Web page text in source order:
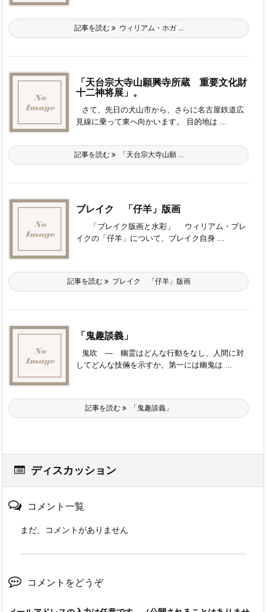
記事を読む ウィリアム・ホガ ...
「天台宗大寺山願興寺所蔵 重要文化財
十二神将展」。
さて、先日の犬山市から、さらに名古屋鉄道広
見線に乗って東へ向かいます。 目的地は ...
記事を読む 「天台宗大寺山願 ...
ブレイク 「仔羊」版画
「ブレイク版画と水彩」 ウィリアム・ブレ
イクの「仔羊」について、ブレイク自身 ...
記事を読む ブレイク 「仔羊」版画
「鬼趣談義」
鬼吹 ― 幽霊はどんな行動をなし、人間に対
してどんな技倆を示すか。第一には幽鬼は ...
記事を読む 「鬼趣談義」
ディスカッション
コメント一覧
まだ、コメントがありません
コメントをどうぞ